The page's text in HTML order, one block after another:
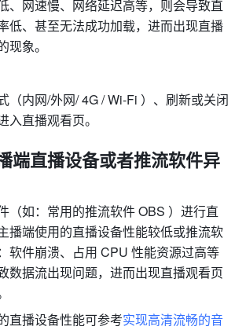
、网速慢、网络延迟高等，则会导致直
低、甚至无法成功加载，进而出现直播
现象。
（内网/外网/ 4G / Wi-Fi ）、刷新或关闭
入直播观看页。
端直播设备或者推流软件异
（如：常用的推流软件 OBS ）进行直
播端使用的直播设备性能较低或推流软
软件崩溃、占用 CPU 性能资源过高等
数据流出现问题，进而出现直播观看页
直播设备性能可参考实现高清流畅的音